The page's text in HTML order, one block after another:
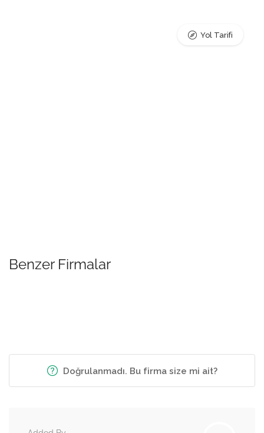
Yol Tarifi
Benzer Firmalar
Doğrulanmadı. Bu firma size mi ait?